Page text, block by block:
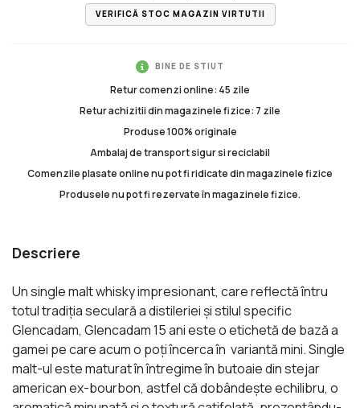
VERIFICĂ STOC MAGAZIN VIRTUTII
BINE DE STIUT
Retur comenzi online: 45 zile
Retur achizitii din magazinele fizice: 7 zile
Produse 100% originale
Ambalaj de transport sigur si reciclabil
Comenzile plasate online nu pot fi ridicate din magazinele fizice
Produsele nu pot fi rezervate în magazinele fizice.
Descriere
Un single malt whisky impresionant, care reflectă întru
totul tradiția seculară a distileriei și stilul specific
Glencadam, Glencadam 15 ani este o etichetă de bază a
gamei pe care acum o poți încerca în variantă mini. Single
malt-ul este maturat în întregime în butoaie din stejar
american ex-bourbon, astfel că dobândește echilibru, o